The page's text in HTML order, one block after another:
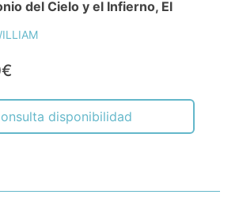
del Cielo y el Infierno, El
disponibilidad